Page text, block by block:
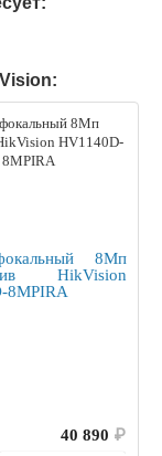
8Мп
HV1140D-
8MPIRA
40 890 ₽